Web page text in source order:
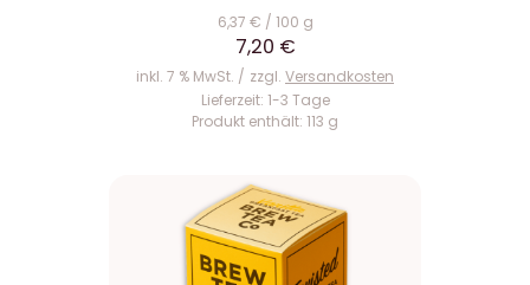
6,37 € / 100 g
7,20 €
inkl. 7 % MwSt. zzgl. Versandkosten
Lieferzeit: 1-3 Tage
Produkt enthält: 113 g